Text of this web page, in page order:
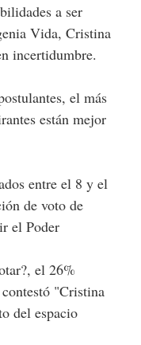
a ser
Vida, Cristina
incertidumbre.
el más
están mejor
entre el 8 y el
de voto de
el Poder
el 26%
"Cristina
del espacio